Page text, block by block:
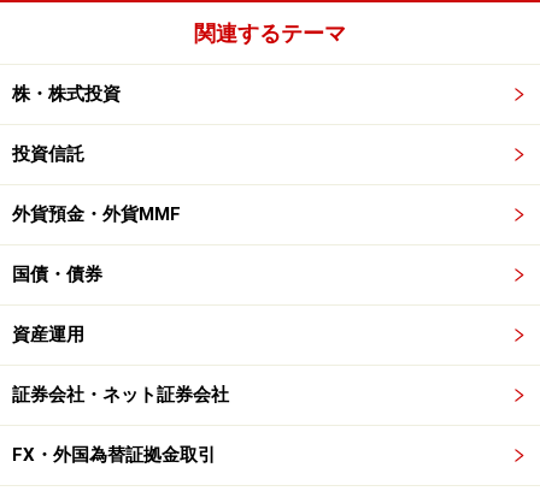
関連するテーマ
株・株式投資
投資信託
外貨預金・外貨MMF
国債・債券
資産運用
証券会社・ネット証券会社
FX・外国為替証拠金取引